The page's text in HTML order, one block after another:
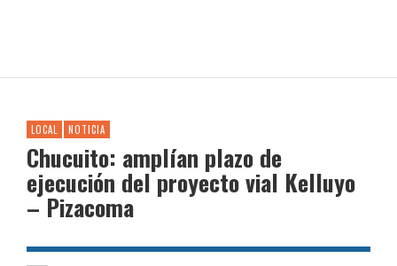
LOCAL NOTICIA
Chucuito: amplían plazo de
ejecución del proyecto vial Kelluyo
– Pizacoma